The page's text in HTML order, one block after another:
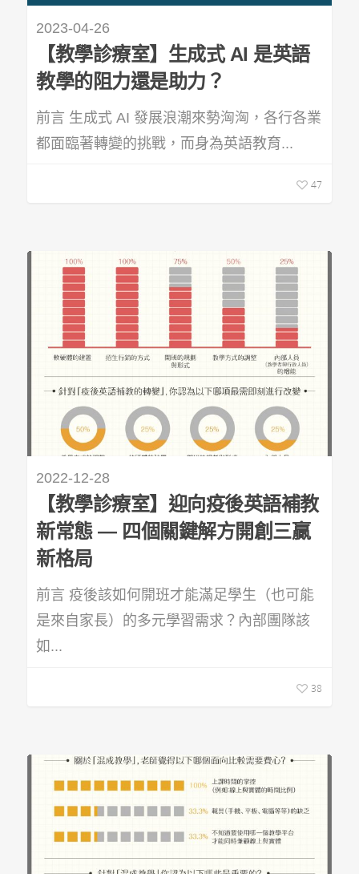
2023-04-26
【教學診療室】生成式 AI 是英語
教學的阻力還是助力？
前言 生成式 AI 發展浪潮來勢洶洶，各行各業
都面臨著轉變的挑戰，而身為英語教育...
47
2022-12-28
【教學診療室】迎向疫後英語補教
新常態 — 四個關鍵解方開創三贏
新格局
前言 疫後該如何開班才能滿足學生（也可能
是來自家長）的多元學習需求？內部團隊該
如...
38